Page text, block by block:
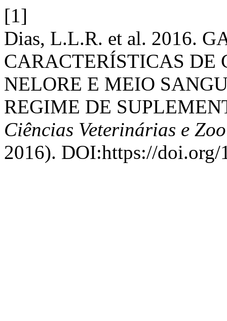
[1]
Dias, L.L.R. et al. 2016.
CARACTERÍSTICAS DE
NELORE E MEIO
REGIME DE
Ciências Veterinárias e
2016). DOI:https://